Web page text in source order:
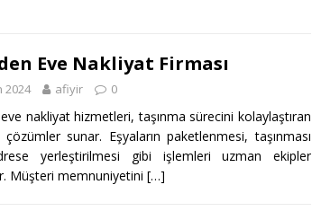
Eve Nakliyat Firması
2024 afiyir 0
nakliyat hizmetleri, taşınma sürecini kolaylaştıran
sunar. Eşyaların paketlenmesi, taşınması
yerleştirilmesi gibi işlemleri uzman ekipler
Müşteri memnuniyetini […]